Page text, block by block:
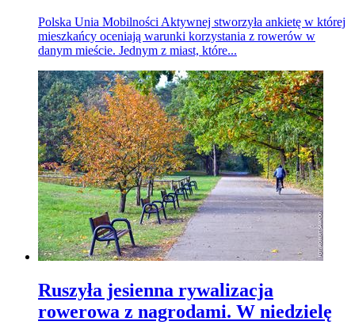
Polska Unia Mobilności Aktywnej stworzyła ankietę w której
mieszkańcy oceniają warunki korzystania z rowerów w
danym mieście. Jednym z miast, które...
Ruszyła jesienna rywalizacja
rowerowa z nagrodami. W niedzielę